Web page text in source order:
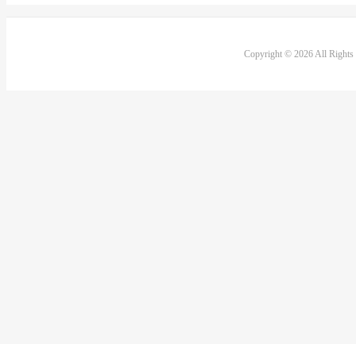
Copyright © 2026 All